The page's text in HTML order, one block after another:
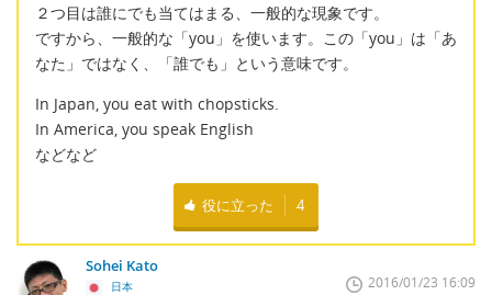
２つ目は誰にでも当てはまる、一般的な現象です。
ですから、一般的な「you」を使います。この「you」は「あ
なた」ではなく、「誰でも」という意味です。
In Japan, you eat with chopsticks.
In America, you speak English
などなど
役に立った 4
Sohei Kato
日本 2016/01/23 16:09